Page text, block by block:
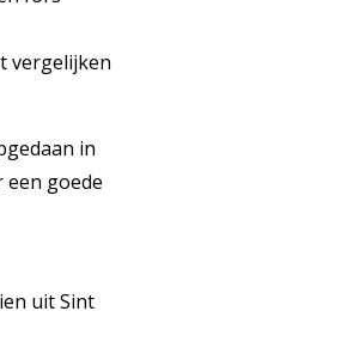
vergelijken
in
goede
uit Sint